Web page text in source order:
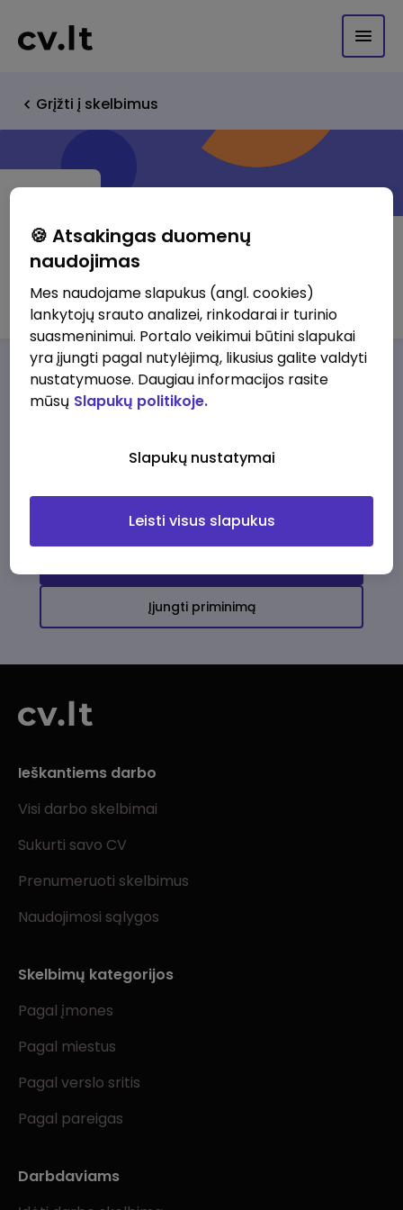
Grįžti į skelbimus
Qfer
Darbo pasiūlymaiApie musPrivalumai
darbo pasiūlymų
Įjungti priminimą
Ieškantiems darbo
Visi darbo skelbimai
Sukurti savo CV
Prenumeruoti skelbimus
Naudojimosi sąlygos
Skelbimų kategorijos
Pagal įmones
Pagal miestus
Pagal verslo sritis
Pagal pareigas
Darbdaviams
🍪 Atsakingas duomenų
naudojimas
Mes naudojame slapukus (angl. cookies)
lankytojų srauto analizei, rinkodarai ir turinio
suasmeninimui. Portalo veikimui būtini slapukai
yra įjungti pagal nutylėjimą, likusius galite valdyti
nustatymuose. Daugiau informacijos rasite
mūsų Slapukų politikoje.
Slapukų nustatymai
Leisti visus slapukus